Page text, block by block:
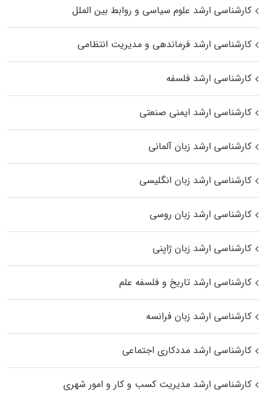
کارشناسی ارشد علوم سیاسی و روابط بین الملل
کارشناسی ارشد فرماندهی و مدیریت انتظامی
کارشناسی ارشد فلسفه
کارشناسی ارشد ایمنی صنعتی
کارشناسی ارشد زبان آلمانی
کارشناسی ارشد زبان انگلیسی
کارشناسی ارشد زبان روسی
کارشناسی ارشد زبان ژاپنی
کارشناسی ارشد تاریخ و فلسفه علم
کارشناسی ارشد زبان فرانسه
کارشناسی ارشد مددکاری اجتماعی
کارشناسی ارشد مدیریت کسب و کار و امور شهری